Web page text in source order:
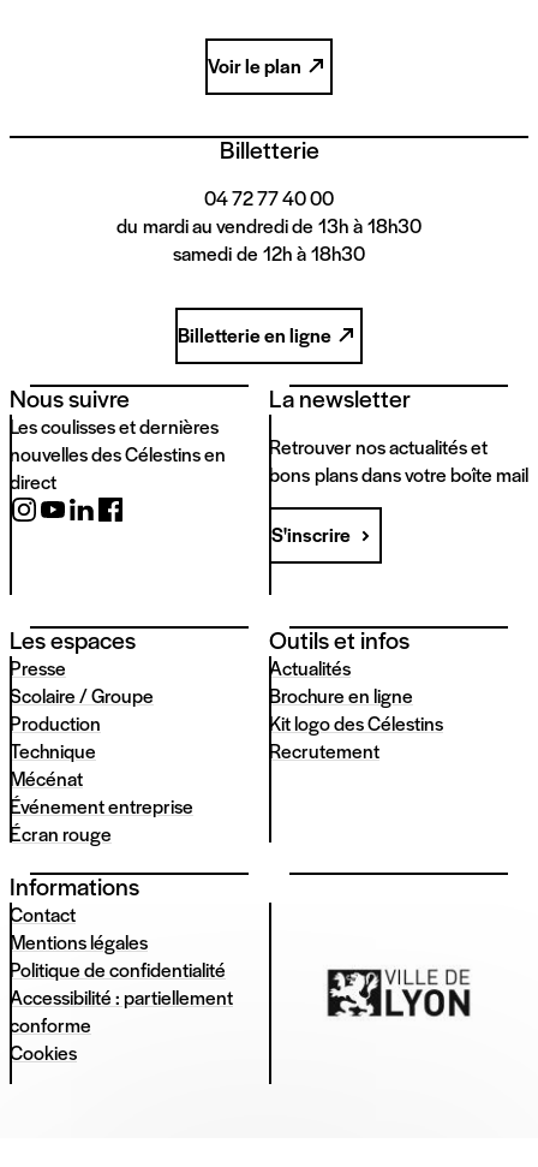
Voir le plan
Billetterie
04 72 77 40 00
du mardi au vendredi de 13h à 18h30
samedi de 12h à 18h30
Billetterie en ligne
Nous suivre
Les coulisses et dernières
nouvelles des Célestins en
direct
La newsletter
Retrouver nos actualités et
bons plans dans votre boîte mail
S'inscrire
Les espaces
Presse
Scolaire / Groupe
Production
Technique
Mécénat
Événement entreprise
Écran rouge
Outils et infos
Actualités
Brochure en ligne
Kit logo des Célestins
Recrutement
Informations
Contact
Mentions légales
Politique de confidentialité
Accessibilité : partiellement
conforme
Cookies